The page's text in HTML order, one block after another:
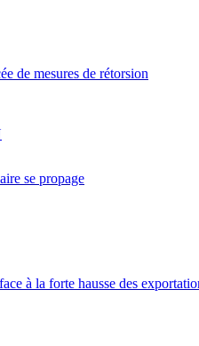
de mesures de rétorsion
se propage
à la forte hausse des